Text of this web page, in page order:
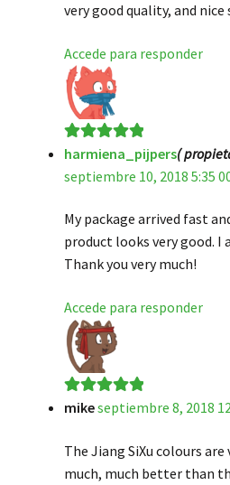
very good quality, and nice
Accede para responder
Valorado en5
de 5
harmiena_pijpers(
septiembre 10, 2018 5:35
My package arrived fast
product looks very good. I
Thank you very much!
Accede para responder
Valorado en5
mikeseptiembre 8, 2018
The Jiang SiXu colours
much, much better than